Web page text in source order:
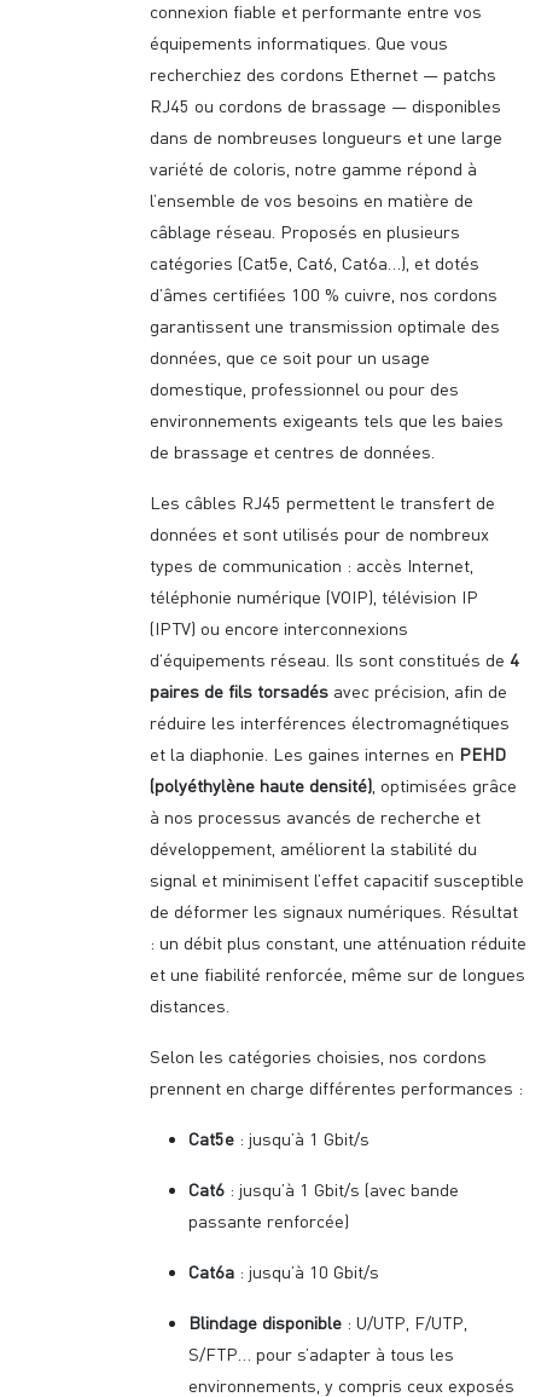
connexion fiable et performante entre vos
équipements informatiques. Que vous
recherchiez des cordons Ethernet — patchs
RJ45 ou cordons de brassage — disponibles
dans de nombreuses longueurs et une large
variété de coloris, notre gamme répond à
l’ensemble de vos besoins en matière de
câblage réseau. Proposés en plusieurs
catégories (Cat5e, Cat6, Cat6a…), et dotés
d’âmes certifiées 100 % cuivre, nos cordons
garantissent une transmission optimale des
données, que ce soit pour un usage
domestique, professionnel ou pour des
environnements exigeants tels que les baies
de brassage et centres de données.
Les câbles RJ45 permettent le transfert de
données et sont utilisés pour de nombreux
types de communication : accès Internet,
téléphonie numérique (VOIP), télévision IP
(IPTV) ou encore interconnexions
d’équipements réseau. Ils sont constitués de 4
paires de fils torsadés avec précision, afin de
réduire les interférences électromagnétiques
et la diaphonie. Les gaines internes en PEHD
(polyéthylène haute densité) , optimisées grâce
à nos processus avancés de recherche et
développement, améliorent la stabilité du
signal et minimisent l’effet capacitif susceptible
de déformer les signaux numériques. Résultat
: un débit plus constant, une atténuation réduite
et une fiabilité renforcée, même sur de longues
distances.
Selon les catégories choisies, nos cordons
prennent en charge différentes performances :
Cat5e : jusqu’à 1 Gbit/s
Cat6 : jusqu’à 1 Gbit/s (avec bande
passante renforcée)
Cat6a : jusqu’à 10 Gbit/s
Blindage disponible : U/UTP, F/UTP,
S/FTP… pour s’adapter à tous les
environnements, y compris ceux exposés